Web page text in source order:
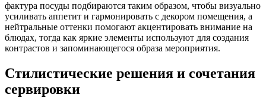
фактура посуды подбираются таким образом, чтобы визуально
усиливать аппетит и гармонировать с декором помещения, а
нейтральные оттенки помогают акцентировать внимание на
блюдах, тогда как яркие элементы используют для создания
контрастов и запоминающегося образа мероприятия.
Стилистические решения и сочетания
сервировки